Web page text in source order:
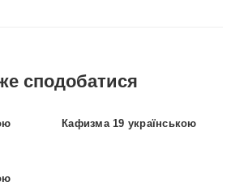
сподобатися
Кафизма 19 українською